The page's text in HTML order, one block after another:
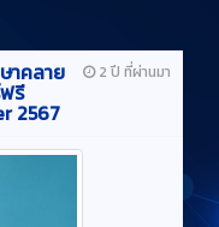
2 ปี ที่ผ่านมา
าคลาย
รี
2567